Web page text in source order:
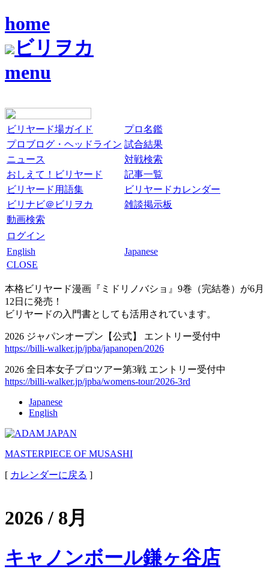
home
ビリヲカ
menu
ビリヤード場ガイド
プロ名鑑
プロブログ・ヘッドライン 試合結果
ニュース
対戦検索
おしえて！ビリヤード
記事一覧
ビリヤード用語集
ビリヤードカレンダー
ビリナビ＠ビリヲカ
雑談掲示板
動画検索
ログイン
English
Japanese
CLOSE
本格ビリヤード漫画『ミドリノバショ』9巻（完結巻）が6月
12日に発売！
ビリヤードの入門書としても活用されています。
2026 ジャパンオープン【公式】 エントリー受付中
https://billi-walker.jp/jpba/japanopen/2026
2026 全日本女子プロツアー第3戦 エントリー受付中
https://billi-walker.jp/jpba/womens-tour/2026-3rd
Japanese
English
MASTERPIECE OF MUSASHI
[ カレンダーに戻る ]
2026 / 8月
キャノンボール鎌ヶ谷店